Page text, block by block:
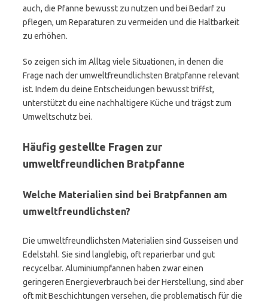
auch, die Pfanne bewusst zu nutzen und bei Bedarf zu
pflegen, um Reparaturen zu vermeiden und die Haltbarkeit
zu erhöhen.
So zeigen sich im Alltag viele Situationen, in denen die
Frage nach der umweltfreundlichsten Bratpfanne relevant
ist. Indem du deine Entscheidungen bewusst triffst,
unterstützt du eine nachhaltigere Küche und trägst zum
Umweltschutz bei.
Häufig gestellte Fragen zur
umweltfreundlichen Bratpfanne
Welche Materialien sind bei Bratpfannen am
umweltfreundlichsten?
Die umweltfreundlichsten Materialien sind Gusseisen und
Edelstahl. Sie sind langlebig, oft reparierbar und gut
recycelbar. Aluminiumpfannen haben zwar einen
geringeren Energieverbrauch bei der Herstellung, sind aber
oft mit Beschichtungen versehen, die problematisch für die